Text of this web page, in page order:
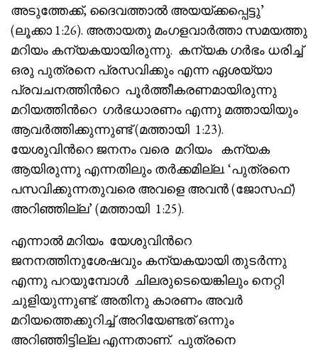
അടുത്തേക്ക്, ദൈവത്താൽ അയയ്ക്കപ്പെട്ടു’
(ലൂക്കാ 1:26). അതായതു മംഗളവാർത്താ സമയത്തു
മറിയം കന്യകയായിരുന്നു. കന്യക ഗർഭം ധരിച്ച്
ഒരു പുത്രനെ പ്രസവിക്കും എന്ന ഏശയ്യാ
പ്രവചനത്തിൻറെ പൂർത്തീകരണമായിരുന്നു
മറിയത്തിൻറെ ഗർഭധാരണം എന്നു മത്തായിയും
ആവർത്തിക്കുന്നുണ്ട് (മത്തായി 1:23).
യേശുവിൻറെ ജനനം വരെ മറിയം കന്യക
ആയിരുന്നു എന്നതിലും തർക്കമില്ല. ‘പുത്രനെ
പസവിക്കുന്നതുവരെ അവളെ അവൻ (ജോസഫ്)
അറിഞ്ഞില്ല’ (മത്തായി 1:25).
എന്നാൽ മറിയം യേശുവിൻറെ
ജനനത്തിനുശേഷവും കന്യകയായി തുടർന്നു
എന്നു പറയുമ്പോൾ ചിലരുടെയെങ്കിലും നെറ്റി
ചുളിയുന്നുണ്ട്. അതിനു കാരണം അവർ
മറിയത്തെക്കുറിച്ച് അറിയേണ്ടത് ഒന്നും
അറിഞ്ഞിട്ടില്ല എന്നതാണ്. പുത്രനെ